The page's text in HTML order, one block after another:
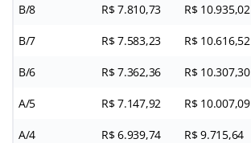
B/8 R$ 7.810,73 R$ 10.935,02
B/7 R$ 7.583,23 R$ 10.616,52
B/6 R$ 7.362,36 R$ 10.307,30
A/5 R$ 7.147,92 R$ 10.007,09
A/4 R$ 6.939,74 R$ 9.715,64